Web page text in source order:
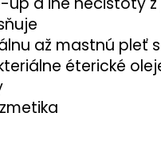
až mastnú pleť
éterické